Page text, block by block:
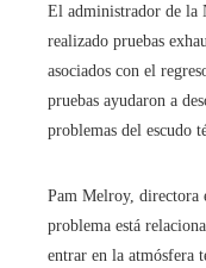
El administrador de
realizado pruebas
asociados con el
pruebas ayudaron a
problemas del escudo
Pam Melroy, directora
problema está
entrar en la atmósfera